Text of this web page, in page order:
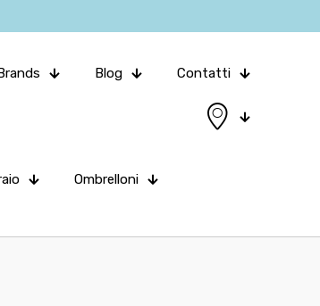
Blog Contatti
Ombrelloni